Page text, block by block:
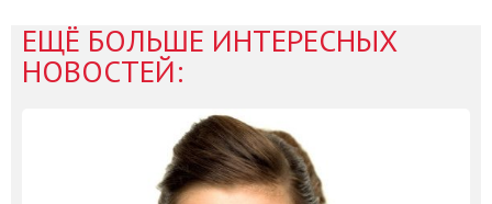
ЕЩЁ БОЛЬШЕ ИНТЕРЕСНЫХ
НОВОСТЕЙ: